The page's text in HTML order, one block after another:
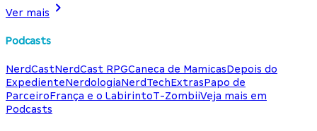
Ver mais
Podcasts
NerdCastNerdCast RPGCaneca de MamicasDepois do
ExpedienteNerdologiaNerdTechExtrasPapo de
ParceiroFrança e o LabirintoT-ZombiiVeja mais em
Podcasts